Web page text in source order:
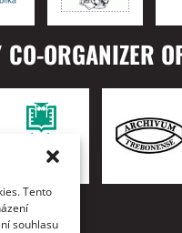
Tento
souhlasu
ORGANIZER